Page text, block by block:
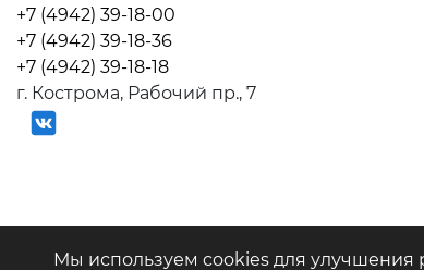
+7 (4942) 39-18-00
+7 (4942) 39-18-36
+7 (4942) 39-18-18
г. Кострома, Рабочий пр., 7
ООО "Салют" © 2026
Мы используем cookies для улучшения